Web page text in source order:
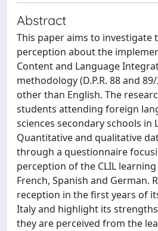
Abstract
This paper aims to investigate
perception about the
Content and Language
methodology (D.P.R. 88 and
other than English. The
students attending foreign
sciences secondary schools in
Quantitative and qualitative
through a questionnaire
perception of the CLIL
French, Spanish and German.
reception in the first years of
Italy and highlight its
they are perceived from the